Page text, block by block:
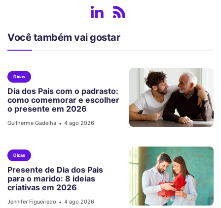
Você também vai gostar
Dicas
Dia dos Pais com o padrasto:
como comemorar e escolher
o presente em 2026
Guilherme Gadelha • 4 ago 2026
Dicas
Presente de Dia dos Pais
para o marido: 8 ideias
criativas em 2026
Jennifer Figueiredo • 4 ago 2026